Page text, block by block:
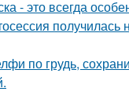
- это всегда
получилась
по грудь,